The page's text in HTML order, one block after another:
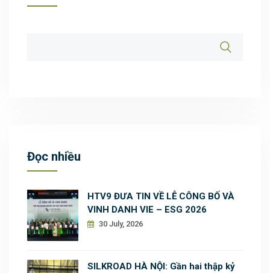
Đọc nhiều
HTV9 ĐƯA TIN VỀ LỄ CÔNG BỐ VÀ
VINH DANH VIE – ESG 2026
30 July, 2026
SILKROAD HÀ NỘI: Gần hai thập kỷ